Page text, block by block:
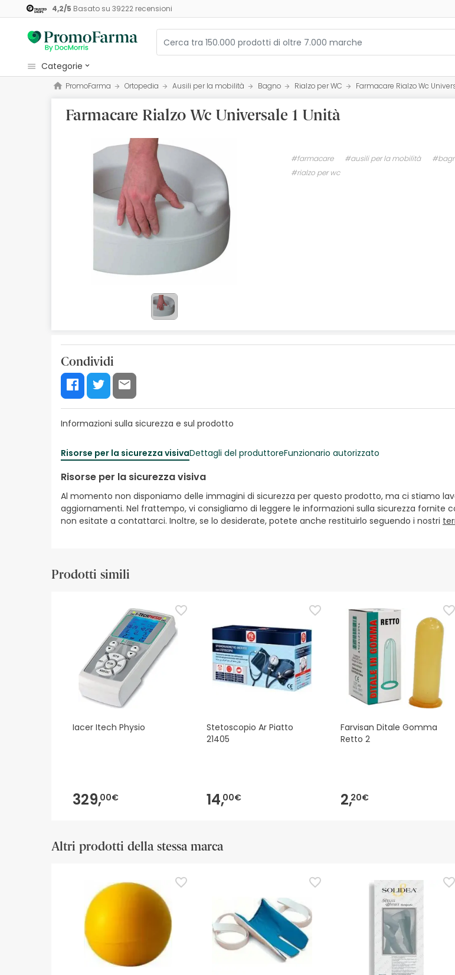
4,2/5 Basato su 39222recensioni
categorie
Cosmetici e Bellezza
Salute e Benessere
I più venduti
Health points
PromoFarma Ortopedia Ausili per la mobilità Bagno Rialzo per WC Farmacare Rialzo Wc
Farmacare Rialzo Wc Universale 1 Unità
#farmacare #ausili per la mobilità
#rialzo per wc
Condividi
Informazioni sulla sicurezza e sul prodotto
Risorse per la sicurezza visivaDettagli del produttoreFunzionario autorizzato
Risorse per la sicurezza visiva
Al momento non disponiamo delle immagini di sicurezza per questo prodotto, ma ci stiamo
aggiornamenti. Nel frattempo, vi consigliamo di leggere le informazioni sulla sicurezza fornite
non esitate a contattarci. Inoltre, se lo desiderate, potete anche restituirlo seguendo i nostri
Prodotti simili
Iacer Itech Physio
329,00€
Stetoscopio Ar Piatto
21405
14,00€
Farvisan Ditale Gomma
Retto 2
2,20€
Altri prodotti della stessa marca